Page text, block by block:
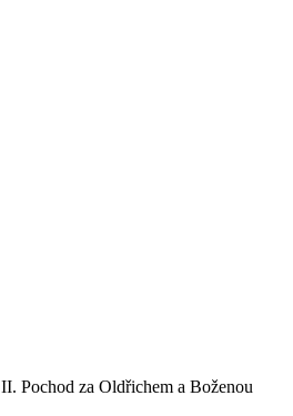
II. Pochod za Oldřichem a Boženou